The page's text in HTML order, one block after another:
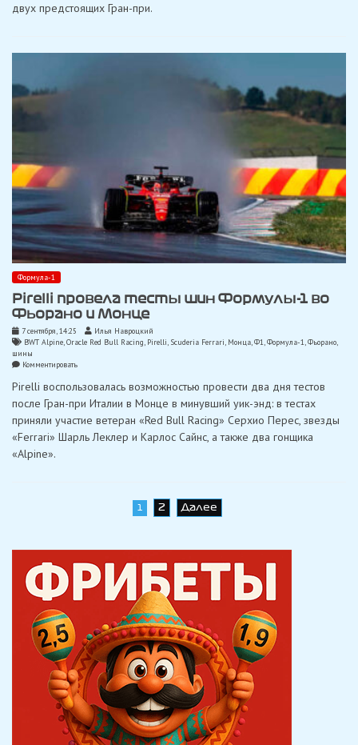
двух предстоящих Гран-при.
Формула-1
Pirelli провела тесты шин Формулы-1 во
Фьорано и Монце
7 сентября, 14:25
Илья Навроцкий
BWT Alpine,Oracle Red Bull Racing, Pirelli, Scuderia Ferrari, Монца,Ф1,Формула-1,Фьорано
шины
Комментироватьon
провела
тесты
шин
Формулы-1
Фьорано
Pirelli воспользовалась возможностью провести два дня тестов
после Гран-при Италии в Монце в минувший уик-энд: в тестах
приняли участие ветеран «Red Bull Racing» Серхио Перес, звезды
«Ferrari» Шарль Леклер и Карлос Сайнс, а также два гонщика
«Alpine».
записям
2 Далее